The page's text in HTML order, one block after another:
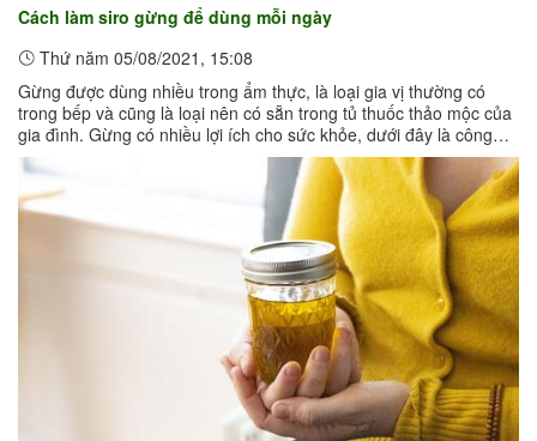
Cách làm siro gừng để dùng mỗi ngày
Thứ năm 05/08/2021, 15:08
Gừng được dùng nhiều trong ẩm thực, là loại gia vị thường có
trong bếp và cũng là loại nên có sẵn trong tủ thuốc thảo mộc của
gia đình. Gừng có nhiều lợi ích cho sức khỏe, dưới đây là công
thức làm ...